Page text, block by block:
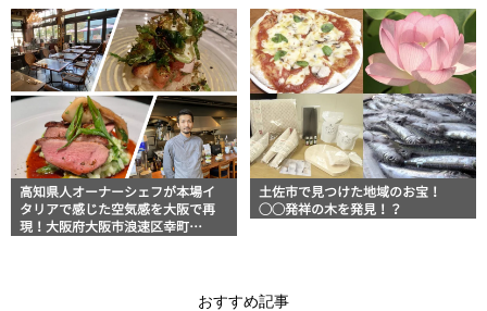
高知県人オーナーシェフが本場イ
タリアで感じた空気感を大阪で再
現！大阪府大阪市浪速区幸町
土佐市で見つけた地域のお宝！
◯◯発祥の木を発見！？
おすすめ記事